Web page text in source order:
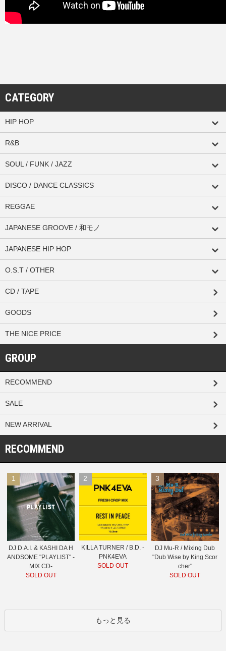
CATEGORY
HIP HOP
R&B
SOUL / FUNK / JAZZ
DISCO / DANCE CLASSICS
REGGAE
JAPANESE GROOVE / 和モノ
JAPANESE HIP HOP
O.S.T / OTHER
CD / TAPE
GOODS
THE NICE PRICE
GROUP
RECOMMEND
SALE
NEW ARRIVAL
RECOMMEND
1
DJ D.A.I. & KASHI DA H
ANDSOME "PLAYLIST" -
MIX CD-
SOLD OUT
2
KILLA TURNER / B.D. -
PNK4EVA
SOLD OUT
3
DJ Mu-R / Mixing Dub
"Dub Wise by King Scor
cher"
SOLD OUT
もっと見る